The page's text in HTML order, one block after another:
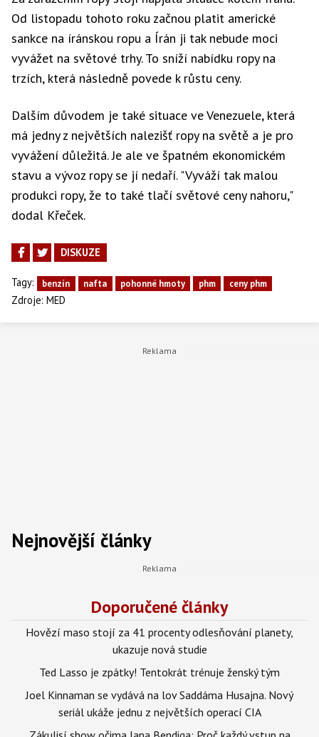
Od listopadu tohoto roku začnou platit americké
sankce na íránskou ropu a Írán ji tak nebude moci
vyvážet na světové trhy. To sníží nabídku ropy na
trzích, která následně povede k růstu ceny.
Dalším důvodem je také situace ve Venezuele, která
má jedny z největších nalezišť ropy na světě a je pro
vyvážení důležitá. Je ale ve špatném ekonomickém
stavu a vývoz ropy se jí nedaří. "Vyváží tak malou
produkci ropy, že to také tlačí světové ceny nahoru,"
dodal Křeček.
DISKUZE
Tagy: benzín nafta pohonné hmoty phm ceny phm
Zdroje: MED
Nejnovější články
Doporučené články
Hovězí maso stojí za 41 procenty odlesňování planety,
ukazuje nová studie
Ted Lasso je zpátky! Tentokrát trénuje ženský tým
Joel Kinnaman se vydává na lov Saddáma Husajna. Nový
seriál ukáže jednu z největších operací CIA